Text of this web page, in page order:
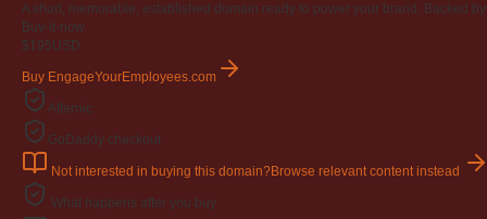
A short, memorable, established domain ready to power your brand. Backed
Buy-it-now
$195USD
Buy EngageYourEmployees.com
Afternic
GoDaddy checkout
Not interested in buying this domain?Browse relevant content instead
What happens after you buy